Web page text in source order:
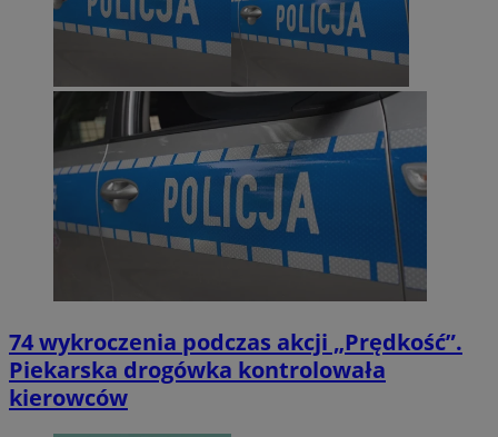
74 wykroczenia podczas akcji „Prędkość”.
Piekarska drogówka kontrolowała
kierowców